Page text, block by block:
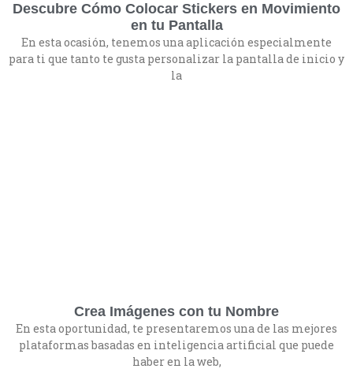
Descubre Cómo Colocar Stickers en Movimiento
en tu Pantalla
En esta ocasión, tenemos una aplicación especialmente
para ti que tanto te gusta personalizar la pantalla de inicio y
la
Crea Imágenes con tu Nombre
En esta oportunidad, te presentaremos una de las mejores
plataformas basadas en inteligencia artificial que puede
haber en la web,